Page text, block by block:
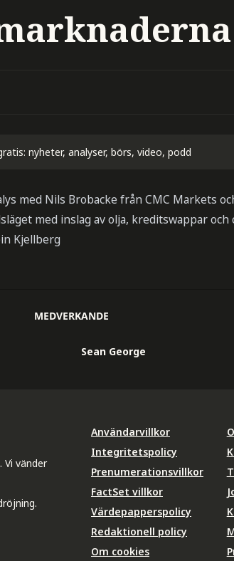
nyheter, analyser, börs, video, podd
med Nils Brobacke från CMC Markets
med inslag av olja, kreditswappar och
Kjellberg
MEDVERKANDE
Sean George
Vi vänder
Användarvillkor
Integritetspolicy
Prenumerationsvillkor
FactSet villkor
Värdepapperspolicy
Redaktionell policy
Om cookies